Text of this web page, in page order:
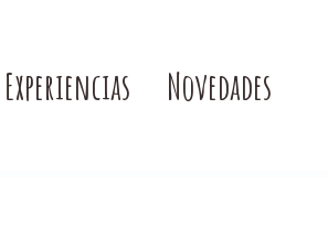
Experiencias Novedades